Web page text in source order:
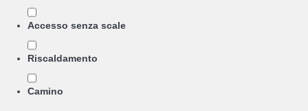
Accesso senza scale
Riscaldamento
Camino